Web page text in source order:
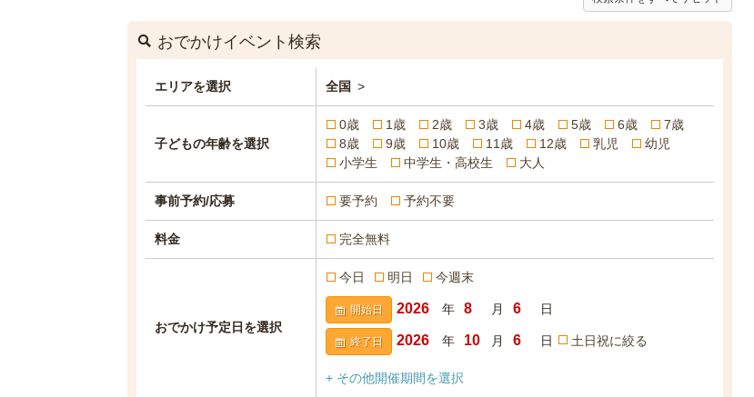
おでかけイベント検索
エリアを選択 全国 >
子どもの年齢を選択
0歳 1歳 2歳 3歳 4歳 5歳 6歳
7歳
8歳
9歳 10歳 11歳 12歳 乳児
幼児
小学生
中学生・高校生 大人
事前予約/応募 要予約 予約不要
料金 完全無料
おでかけ予定日を選択
今日 明日 今週末
開始日 年 月 日
終了日 年 月 日 土日祝に絞る
+ その他開催期間を選択